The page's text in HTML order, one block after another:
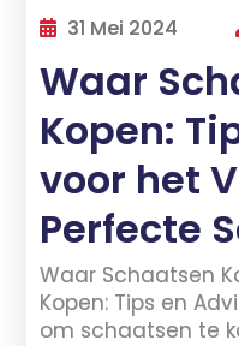
31 Mei 2024
Waar
Kopen:
voor het
Perfecte
Waar Schaatsen
Kopen: Tips en
om schaatsen te